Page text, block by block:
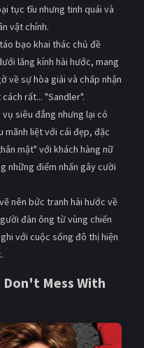
tục tĩu nhưng tinh quái và
vật chính.
bạo khai thác chủ đề
lăng kính hài hước, mang
về sự hòa giải và chấp nhận
rất... "Sandler".
siêu đẳng nhưng lại có
mãnh liệt với cái đẹp, đặc
mật" với khách hàng nữ
những điểm nhấn gây cười
nên bức tranh hài hước về
đàn ông từ vùng chiến
với cuộc sống đô thị hiện
Don't Mess With